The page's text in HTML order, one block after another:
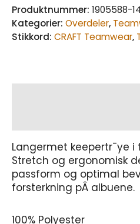
Produktnummer: 1905588-
Kategorier: Overdeler,
Stikkord: CRAFT Teamwear,
Langermet keepertr¯ye
Stretch og ergonomisk
passform og optimal
forsterkning pÂ albuene.
100% Polyester